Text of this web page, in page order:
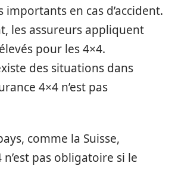
importants en cas d’accident.
les assureurs appliquent
pour les 4×4.
des situations dans
4×4 n’est pas
comme la Suisse,
n’est pas obligatoire si le